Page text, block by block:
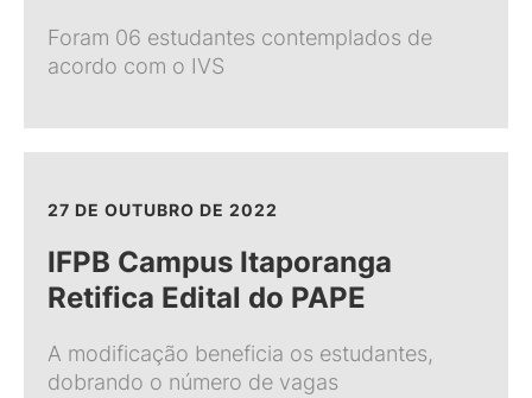
Foram 06 estudantes contemplados de
acordo com o IVS
27 DE OUTUBRO DE 2022
IFPB Campus Itaporanga
Retifica Edital do PAPE
A modificação beneficia os estudantes,
dobrando o número de vagas